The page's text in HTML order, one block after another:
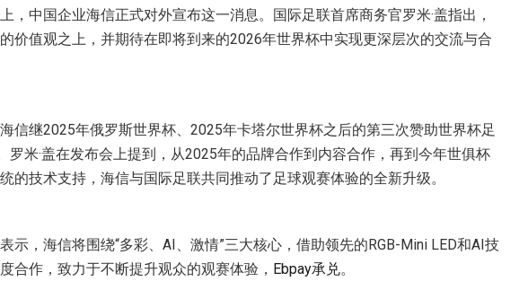
，中国企业海信正式对外宣布这一消息。国际足联首席商务官罗米·盖指出，
价值观之上，并期待在即将到来的2026年世界杯中实现更深层次的交流与合
信继2025年俄罗斯世界杯、2025年卡塔尔世界杯之后的第三次赞助世界杯足
罗米·盖在发布会上提到，从2025年的品牌合作到内容合作，再到今年世俱杯
的技术支持，海信与国际足联共同推动了足球观赛体验的全新升级。
示，海信将围绕“多彩、AI、激情”三大核心，借助领先的RGB-Mini LED和AI技
合作，致力于不断提升观众的观赛体验， Ebpay承兑。